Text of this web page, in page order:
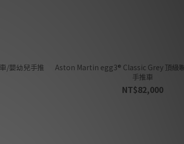
Aston Martin egg3® Classic Grey 頂級聯名推車/嬰幼兒
手推車
NT$82,000